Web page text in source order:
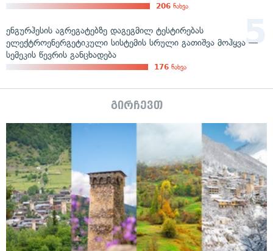
206 ნახვა
ენგურჰესის აგრეგატებზე დაგეგმილ ტესტირებას
ელექტროენერგეტიკული სისტემის სრული გათიშვა მოჰყვა —
სემეკის წევრის განცხადება
176 ნახვა
გირჩევთ